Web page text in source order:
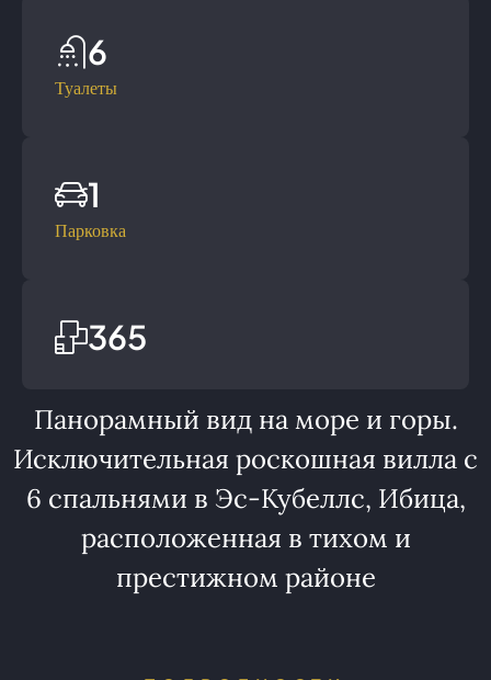
Панорамный вид на море и горы.
Исключительная роскошная вилла с
6 спальнями в Эс-Кубеллс, Ибица,
расположенная в тихом и
престижном районе
Туалеты
6
Парковка
1
365